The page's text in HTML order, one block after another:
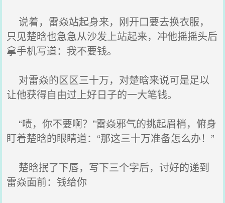
说着，雷焱站起身来，刚开口要去换衣服，
只见楚晗也急急从沙发上站起来，冲他摇摇头后
拿手机写道：我不要钱。
对雷焱的区区三十万，对楚晗来说可是足以
让他获得自由过上好日子的一大笔钱。
“啧，你不要啊？”雷焱邪气的挑起眉梢，俯身
盯着楚晗的眼睛道：“那这三十万准备怎么办！”
楚晗抿了下唇，写下三个字后，讨好的递到
雷焱面前：钱给你